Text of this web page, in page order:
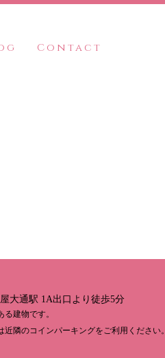
Contact
大通駅 1A出口より徒歩5分
建物です。
隣のコインパーキングをご利用ください。